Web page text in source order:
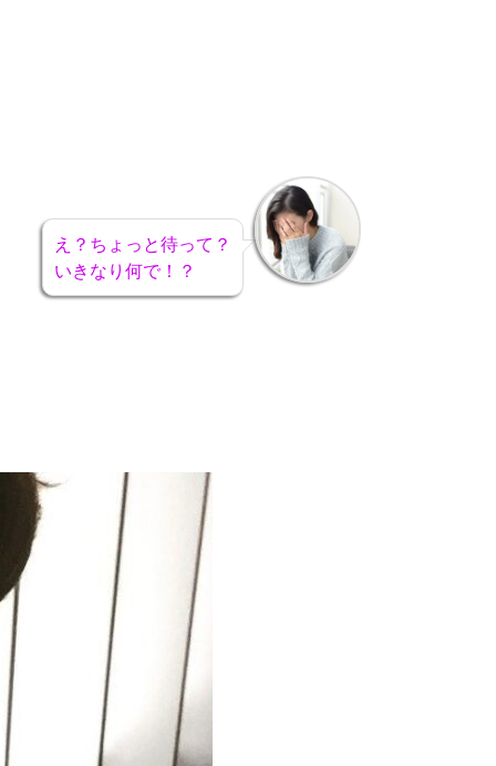
え？ちょっと待って？
いきなり何で！？